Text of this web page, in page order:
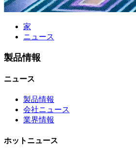
家
ニュース
製品情報
ニュース
製品情報
会社ニュース
業界情報
ホットニュース